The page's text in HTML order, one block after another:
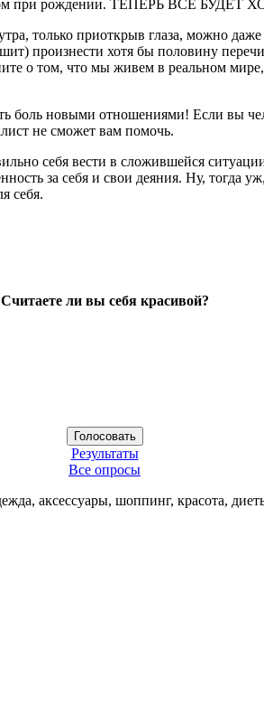
при рождении. ТЕПЕРЬ ВСЕ БУДЕТ
только приоткрыв глаза, можно
произнести хотя бы половину
о том, что мы живем в реальном
боль новыми отношениями! Если вы
не сможет вам помочь.
себя вести в сложившейся
за себя и свои деяния. Ну,
себя.
Считаете ли вы себя красивой?
Результаты
Все опросы
аксессуары, шоппинг, красота,